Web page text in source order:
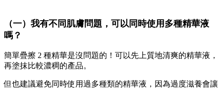
（一）我有不同肌膚問題，可以同時使用多種精華液
嗎？
簡單疊擦 2 種精華是沒問題的！可以先上質地清爽的精華液，
再塗抹比較濃稠的產品。
但也建議避免同時使用過多種類的精華液，因為過度滋養會讓